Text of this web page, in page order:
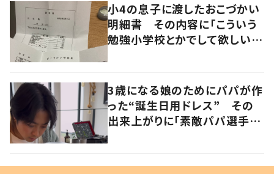
小4の息子に渡したおこづかい
明細書 その内容に「こういう
勉強小学校とかでして欲しい」
3歳になる娘のためにパパが作
った“誕生日用ドレス” その
出来上がりに「素敵パパ選手権